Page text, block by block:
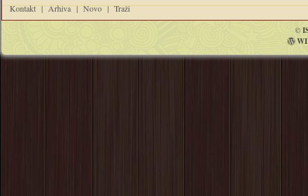
Kontakt | Arhiva | Novo | Traži
©